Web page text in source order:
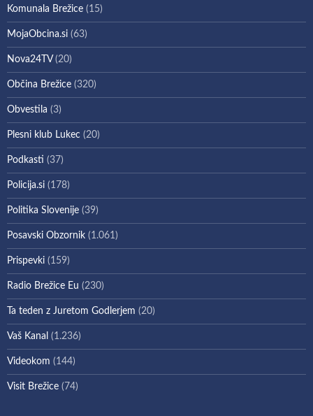
Komunala Brežice (15)
MojaObcina.si (63)
Nova24TV(20)
Občina Brežice (320)
Obvestila (3)
Plesni klub Lukec (20)
Podkasti (37)
Policija.si (178)
Politika Slovenije (39)
Posavski Obzornik (1.061)
Prispevki (159)
Radio Brežice Eu (230)
Ta teden z Juretom Godlerjem (20)
Vaš Kanal (1.236)
Videokom (144)
Visit Brežice (74)